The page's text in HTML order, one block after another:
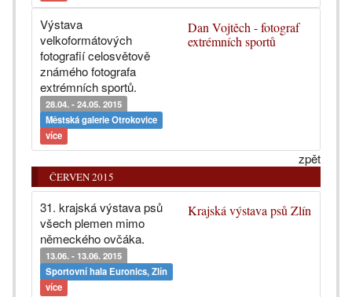
Dan Vojtěch - fotograf
extrémních sportů
Výstava
velkoformátových
fotografií celosvětově
známého fotografa
extrémních sportů.
28.04. - 24.05. 2015
Městská galerie Otrokovice
více
zpět
ČERVEN 2015
Krajská výstava psů Zlín
31. krajská výstava psů
všech plemen mimo
německého ovčáka.
13.06. - 13.06. 2015
Sportovní hala Euronics, Zlín
více